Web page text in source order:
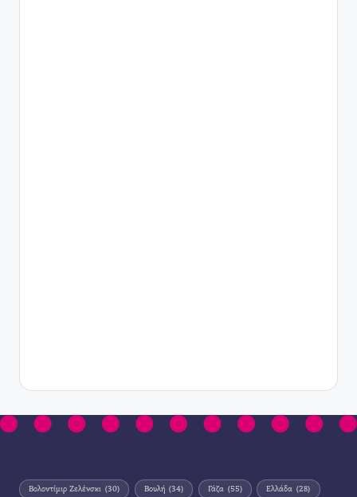
Βολοντίμιρ Ζελένσκι (30) Βουλή (34) Γάζα (55) Ελλάδα (28)